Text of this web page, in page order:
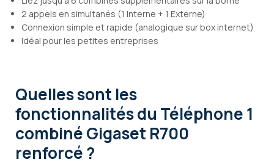
2 appels en simultanés (1 Interne + 1 Externe)
Connexion simple et rapide (analogique sur box internet)
Idéal pour les petites entreprises
Quelles sont les
fonctionnalitésdu Téléphone 1
combiné Gigaset R700
renforcé ?